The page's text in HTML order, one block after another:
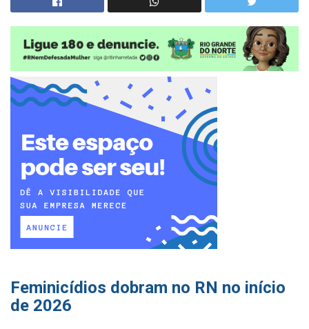
Feminicídios dobram no RN no início
de 2026